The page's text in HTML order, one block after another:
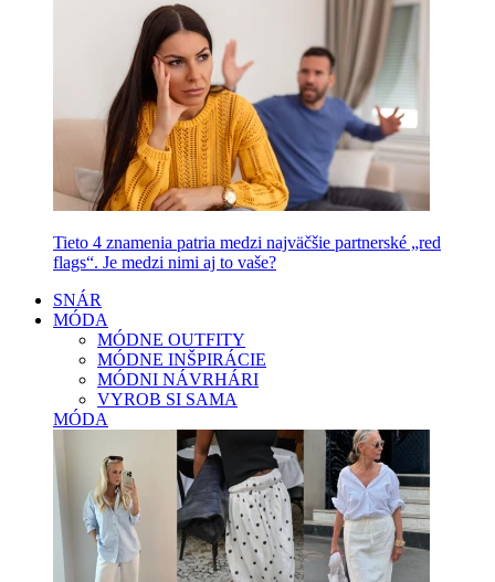
Tieto 4 znamenia patria medzi najväčšie partnerské „red
flags“. Je medzi nimi aj to vaše?
SNÁR
MÓDA
MÓDNE OUTFITY
MÓDNE INŠPIRÁCIE
MÓDNI NÁVRHÁRI
VYROB SI SAMA
MÓDA